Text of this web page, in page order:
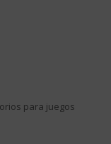
para juegos